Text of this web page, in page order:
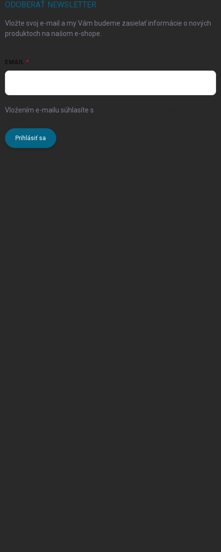
ODOBERAŤ NEWSLETTER
Vložte svoj e-mail a my Vám budeme zasielať informácie o nových
produktoch na našom e-shope.
EMAIL
Vložením e-mailu súhlasíte s
Prihlásiť sa